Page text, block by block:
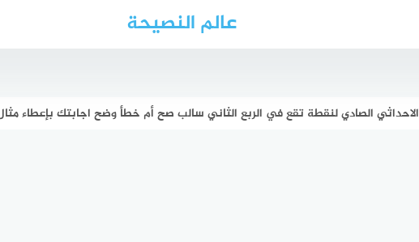
عالم النصيحة
الاحداثي الصادي لنقطة تقع في الربع الثاني سالب صح أم خطأ وضح اجابتك بإعطاء